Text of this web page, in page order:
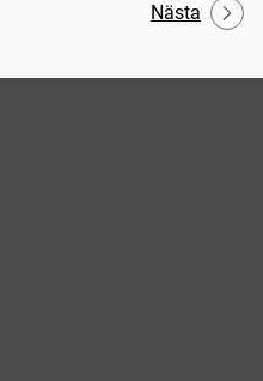
Nästa